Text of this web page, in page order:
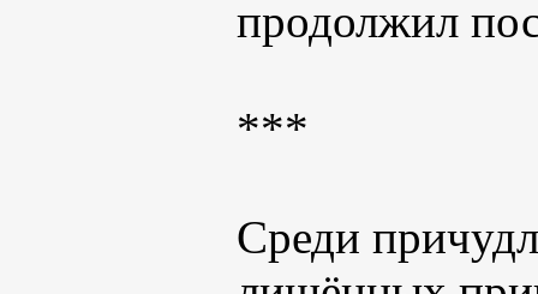
продолжил
***
Среди